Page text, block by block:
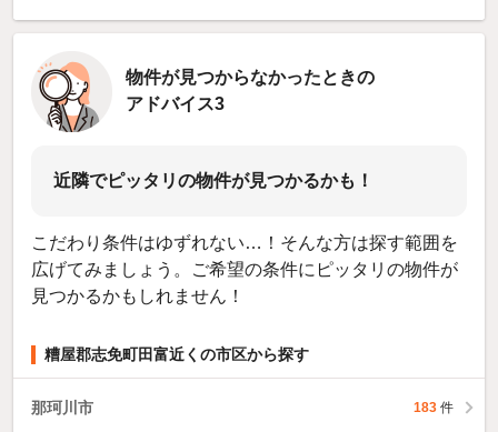
物件が見つからなかったときの
アドバイス3
近隣でピッタリの物件が見つかるかも！
こだわり条件はゆずれない…！そんな方は探す範囲を
広げてみましょう。ご希望の条件にピッタリの物件が
見つかるかもしれません！
糟屋郡志免町田富近くの市区から探す
那珂川市 183 件